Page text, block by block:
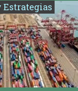
Estrategias